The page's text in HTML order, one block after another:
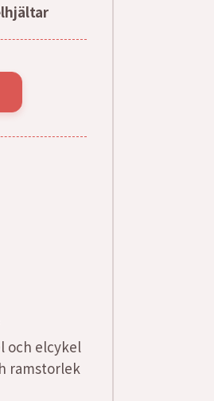
och elcykel
ramstorlek